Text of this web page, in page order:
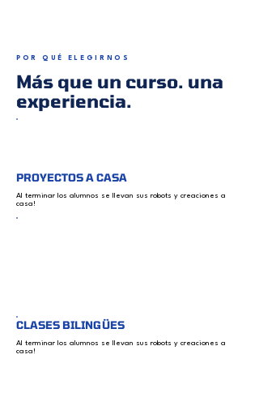
POR QUÉ ELEGIRNOS
Más que un curso. una
experiencia.
PROYECTOS A CASA
Al terminar los alumnos se llevan sus robots y creaciones a
casa!
CLASES BILINGÜES
Al terminar los alumnos se llevan sus robots y creaciones a
casa!